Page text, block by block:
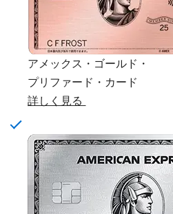
アメックス・ゴールド・
プリファード・カード
詳しく見る